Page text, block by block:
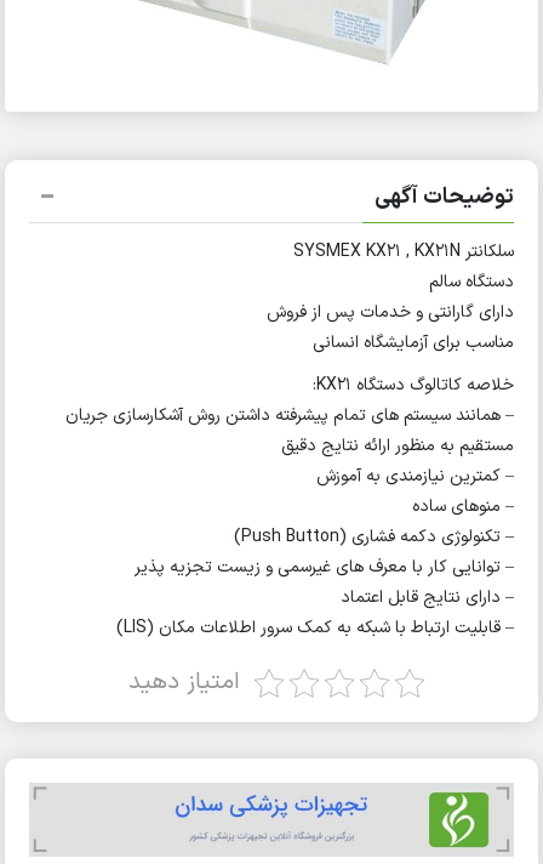
توضیحات آگهی
سلکانتر SYSMEX KX21 , KX21N
دستگاه سالم
دارای گارانتی و خدمات پس از فروش
مناسب برای آزمایشگاه انسانی
خلاصه کاتالوگ دستگاه KX21:
– همانند سیستم های تمام پیشرفته داشتن روش آشکارسازی جریان
مستقیم به منظور ارائه نتایج دقیق
– کمترین نیازمندی به آموزش
– منوهای ساده
– تکنولوژی دکمه فشاری (Push Button)
– توانایی کار با معرف های غیرسمی و زیست تجزیه پذیر
– دارای نتایج قابل اعتماد
– قابلیت ارتباط با شبکه به کمک سرور اطلاعات مکان (LIS)
امتیاز دهید